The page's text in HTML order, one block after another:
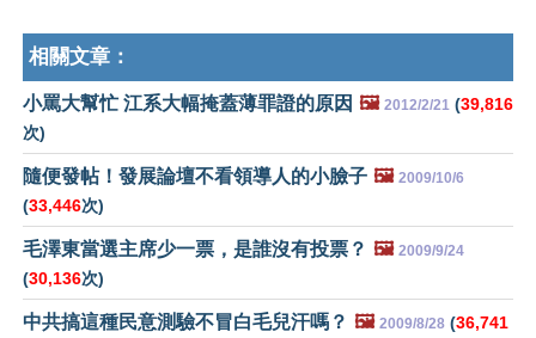
相關文章：
小罵大幫忙 江系大幅掩蓋薄罪證的原因 🖼️ 2012/2/21 (39,816
次)
隨便發帖！發展論壇不看領導人的小臉子 🖼️ 2009/10/6
(33,446次)
毛澤東當選主席少一票，是誰沒有投票？ 🖼️ 2009/9/24
(30,136次)
中共搞這種民意測驗不冒白毛兒汗嗎？ 🖼️ 2009/8/28 (36,741